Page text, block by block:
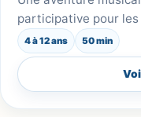
participative pour les
4 à 12 ans 50 min